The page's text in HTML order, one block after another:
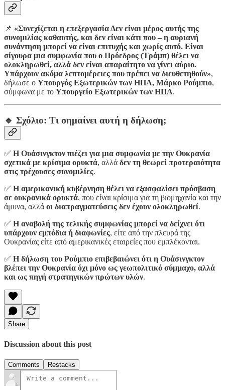
📌 «Συνεχίζεται η επεξεργασία Δεν είναι μέρος αυτής της
συνομιλίας καθαυτής, και δεν είναι κάτι που – η αυριανή
συνάντηση μπορεί να είναι επιτυχής και χωρίς αυτό. Είναι
σίγουρα μια συμφωνία που ο Πρόεδρος (Τράμπ) θέλει να
ολοκληρωθεί, αλλά δεν είναι απαραίτητο να γίνει αύριο.
Υπάρχουν ακόμα λεπτομέρειες που πρέπει να διευθετηθούν»,
δήλωσε ο Υπουργός Εξωτερικών των ΗΠΑ, Μάρκο Ρούμπιο,
σύμφωνα με το Υπουργείο Εξωτερικών των ΗΠΑ.
🔹 Σχόλιο: Τι σημαίνει αυτή η δήλωση;
✅ Η Ουάσινγκτον πιέζει για μια συμφωνία με την Ουκρανία
σχετικά με κρίσιμα ορυκτά, αλλά δεν τη θεωρεί προτεραιότητα
στις τρέχουσες συνομιλίες.
✅ Η αμερικανική κυβέρνηση θέλει να εξασφαλίσει πρόσβαση
σε ουκρανικά ορυκτά, που είναι κρίσιμα για τη βιομηχανία και την
άμυνα, αλλά οι διαπραγματεύσεις δεν έχουν ολοκληρωθεί.
✅ Η αναβολή της τελικής συμφωνίας μπορεί να δείχνει ότι
υπάρχουν εμπόδια ή διαφωνίες, είτε από την πλευρά της
Ουκρανίας είτε από αμερικανικές εταιρείες που εμπλέκονται.
✅ Η δήλωση του Ρούμπιο επιβεβαιώνει ότι η Ουάσινγκτον
βλέπει την Ουκρανία όχι μόνο ως γεωπολιτικό σύμμαχο, αλλά
και ως πηγή στρατηγικών πρώτων υλών.
Share
Discussion about this post
Comments Restacks